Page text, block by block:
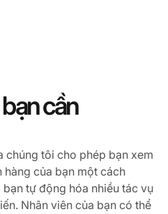
cần
chúng tôi cho phép bạn xem
của bạn một cách
tự động hóa nhiều tác vụ
Nhân viên của bạn có thể